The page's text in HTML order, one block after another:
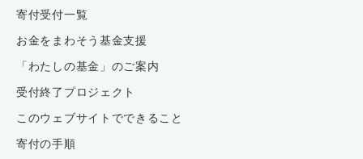
寄付受付一覧
お金をまわそう基金支援
「わたしの基金」のご案内
受付終了プロジェクト
このウェブサイトでできること
寄付の手順